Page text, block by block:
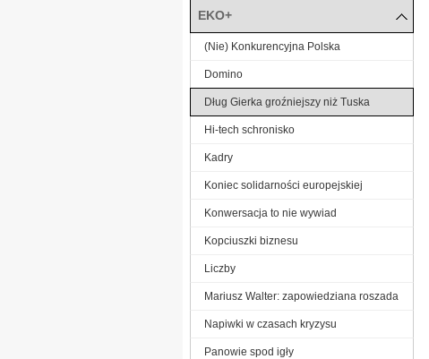
EKO+
(Nie) Konkurencyjna Polska
Domino
Dług Gierka groźniejszy niż Tuska
Hi-tech schronisko
Kadry
Koniec solidarności europejskiej
Konwersacja to nie wywiad
Kopciuszki biznesu
Liczby
Mariusz Walter: zapowiedziana roszada
Napiwki w czasach kryzysu
Panowie spod igły